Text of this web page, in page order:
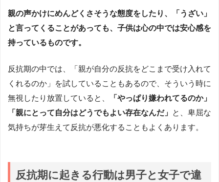
親の声かけにめんどくさそうな態度をしたり、「うざい」
と言ってくることがあっても、子供は心の中では安心感を
持っているものです。
反抗期の中では、「親が自分の反抗をどこまで受け入れて
くれるのか」を試していることもあるので、そういう時に
無視したり放置していると、
「やっぱり嫌われてるのか」
「親にとって自分はどうでもよい存在なんだ」 と、卑屈な
気持ちが芽生えて反抗が悪化することもよくあります。
反抗期に起きる行動は男子と女子で違